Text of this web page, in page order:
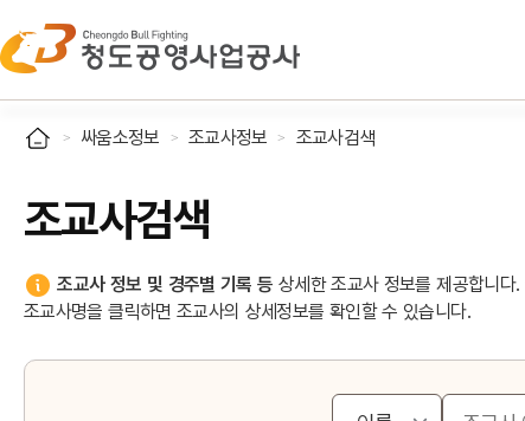
싸움소정보 조교사정보 조교사검색
조교사검색
조교사 정보 및 경주별 기록 등 상세한 조교사 정보를 제공합니다
조교사명을 클릭하면 조교사의 상세정보를 확인할 수 있습니다.